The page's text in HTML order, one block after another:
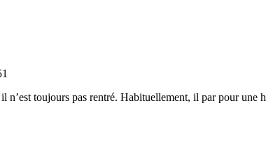
toujours pas rentré. Habituellement, il par pour une